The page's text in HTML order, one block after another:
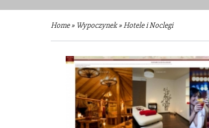
Home» Wypoczynek»Hotele i Noclegi